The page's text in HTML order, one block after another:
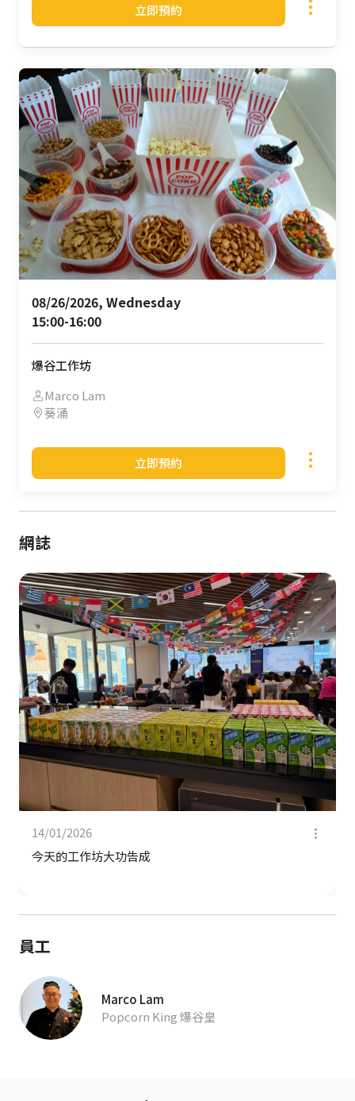
立即預約
08/26/2026, Wednesday
15:00-16:00
爆谷工作坊
Marco Lam
葵涌
立即預約
網誌
14/01/2026
今天的工作坊大功告成
員工
Marco Lam
Popcorn King 爆谷皇